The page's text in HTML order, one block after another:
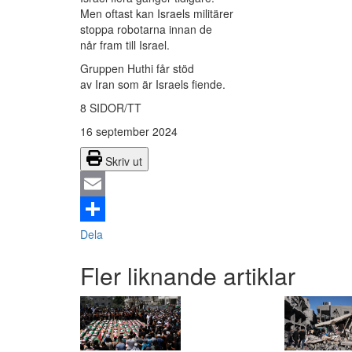
Men oftast kan Israels militärer
stoppa robotarna innan de
når fram till Israel.
Gruppen Huthi får stöd
av Iran som är Israels fiende.
8 SIDOR/TT
16 september 2024
Skriv ut
Email
Dela
Fler liknande artiklar